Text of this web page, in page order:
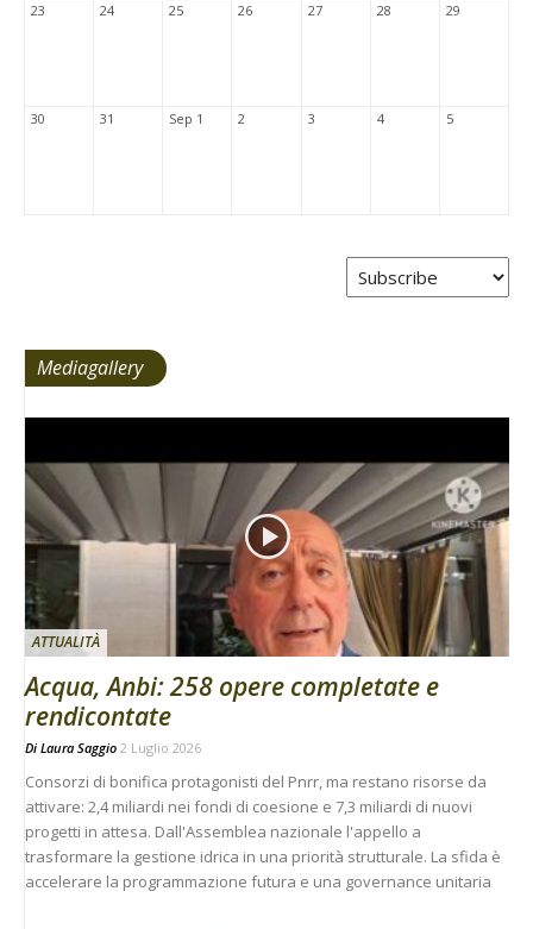
23 24 25 26 27 28 29
30 31 Sep 1 2 3 4 5
Mediagallery
ATTUALITÀ
Acqua, Anbi: 258 opere completate e
rendicontate
Di Laura Saggio 2 Luglio 2026
Consorzi di bonifica protagonisti del Pnrr, ma restano risorse da
attivare: 2,4 miliardi nei fondi di coesione e 7,3 miliardi di nuovi
progetti in attesa. Dall'Assemblea nazionale l'appello a
trasformare la gestione idrica in una priorità strutturale. La sfida è
accelerare la programmazione futura e una governance unitaria